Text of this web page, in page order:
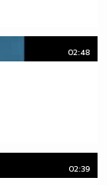
02:48
02:39